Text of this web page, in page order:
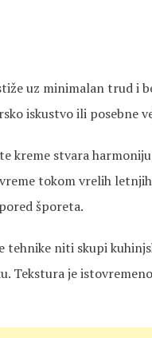
uz minimalan trud i
iskustvo ili posebne
kreme stvara
tokom vrelih
šporeta.
tehnike niti skupi
Tekstura je